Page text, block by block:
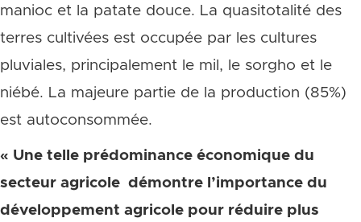
manioc et la patate douce. La quasitotalité des
terres cultivées est occupée par les cultures
pluviales, principalement le mil, le sorgho et le
niébé. La majeure partie de la production (85%)
est autoconsommée.
« Une telle prédominance économique du
secteur agricole démontre l’importance du
développement agricole pour réduire plus